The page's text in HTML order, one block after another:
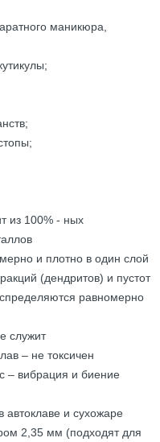
маникюра,
из 100% - ных
и плотно в один слой
(дендритов) и пустот
равномерно
служит
– не токсичен
– вибрация и биение
автоклаве и сухожаре
2,35 мм (подходят для